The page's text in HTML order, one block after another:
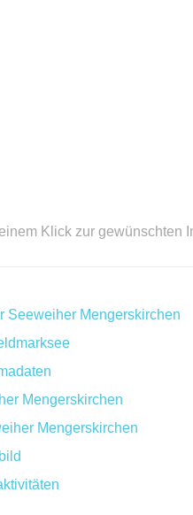
Klick zur gewünschten
Seeweiher Mengerskirchen
Mengerskirchen
Mengerskirchen